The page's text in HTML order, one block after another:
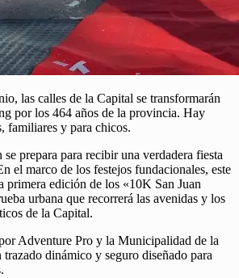
las calles de la Capital se transformarán
por los 464 años de la provincia. Hay
familiares y para chicos.
prepara para recibir una verdadera fiesta
el marco de los festejos fundacionales, este
primera edición de los «10K San Juan
urbana que recorrerá las avenidas y los
de la Capital.
Adventure Pro y la Municipalidad de la
dinámico y seguro diseñado para